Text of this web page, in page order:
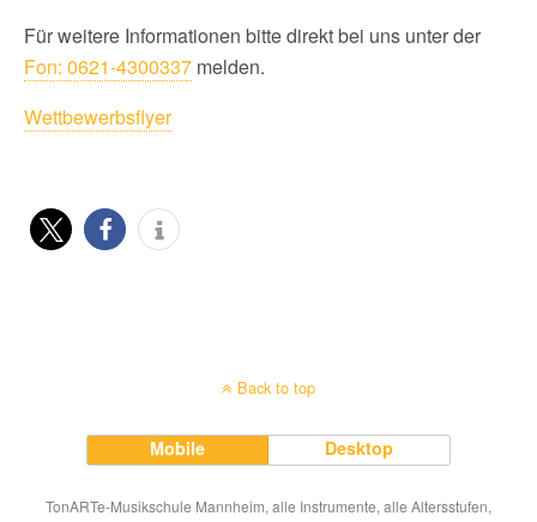
Für weitere Informationen bitte direkt bei uns unter der
Fon: 0621-4300337 melden.
Wettbewerbsflyer
Back to top
Mobile Desktop
TonARTe-Musikschule Mannheim, alle Instrumente, alle Altersstufen,